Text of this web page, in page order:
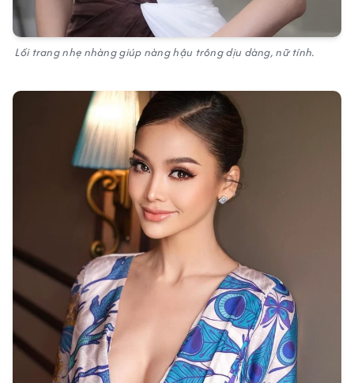
Lối trang nhẹ nhàng giúp nàng hậu trông dịu dàng, nữ tính.